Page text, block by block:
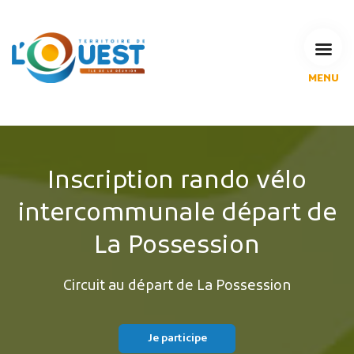
MENU
Espace Pédagogique
RECHERCHE
CALENDRIERS DE COLLECTE
MES DÉMARCHES
Inscription rando vélo
intercommunale départ de
La Possession
Circuit au départ de La Possession
Je participe